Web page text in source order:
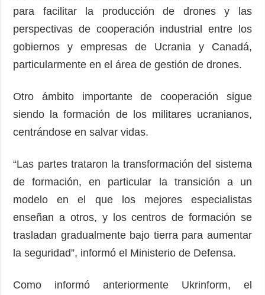
para facilitar la producción de drones y las
perspectivas de cooperación industrial entre los
gobiernos y empresas de Ucrania y Canadá,
particularmente en el área de gestión de drones.
Otro ámbito importante de cooperación sigue
siendo la formación de los militares ucranianos,
centrándose en salvar vidas.
“Las partes trataron la transformación del sistema
de formación, en particular la transición a un
modelo en el que los mejores especialistas
enseñan a otros, y los centros de formación se
trasladan gradualmente bajo tierra para aumentar
la seguridad”, informó el Ministerio de Defensa.
Como informó anteriormente Ukrinform, el